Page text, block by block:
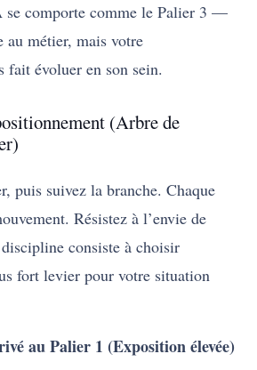
se comporte comme le Palier 3 —
au métier, mais votre
fait évoluer en son sein.
(Arbre de
puis suivez la branche. Chaque
Résistez à l’envie de
consiste à choisir
fort levier pour votre situation
au Palier 1 (Exposition élevée)